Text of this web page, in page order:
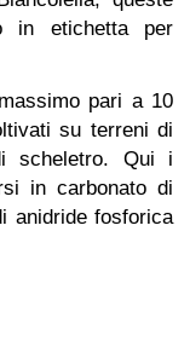
in etichetta per
pari a 10
su terreni di
scheletro. Qui i
in carbonato di
anidride fosforica